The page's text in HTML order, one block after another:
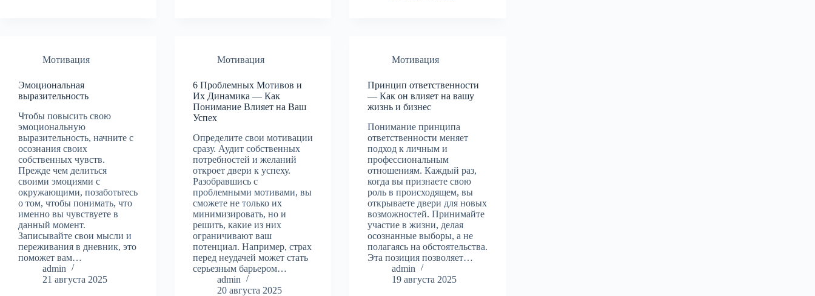
Мотивация
Эмоциональная
выразительность
Чтобы повысить свою
эмоциональную
выразительность, начните с
осознания своих
собственных чувств.
Прежде чем делиться
своими эмоциями с
окружающими, позаботьтесь
о том, чтобы понимать, что
именно вы чувствуете в
данный момент.
Записывайте свои мысли и
переживания в дневник, это
поможет вам…
admin
21 августа 2025
Мотивация
6 Проблемных Мотивов и
Их Динамика — Как
Понимание Влияет на Ваш
Успех
Определите свои мотивации
сразу. Аудит собственных
потребностей и желаний
откроет двери к успеху.
Разобравшись с
проблемными мотивами, вы
сможете не только их
минимизировать, но и
решить, какие из них
ограничивают ваш
потенциал. Например, страх
перед неудачей может стать
серьезным барьером…
admin
20 августа 2025
Мотивация
Принцип ответственности
— Как он влияет на вашу
жизнь и бизнес
Понимание принципа
ответственности меняет
подход к личным и
профессиональным
отношениям. Каждый раз,
когда вы признаете свою
роль в происходящем, вы
открываете двери для новых
возможностей. Принимайте
участие в жизни, делая
осознанные выборы, а не
полагаясь на обстоятельства.
Эта позиция позволяет…
admin
19 августа 2025